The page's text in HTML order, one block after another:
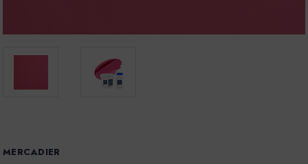
MERCADIER